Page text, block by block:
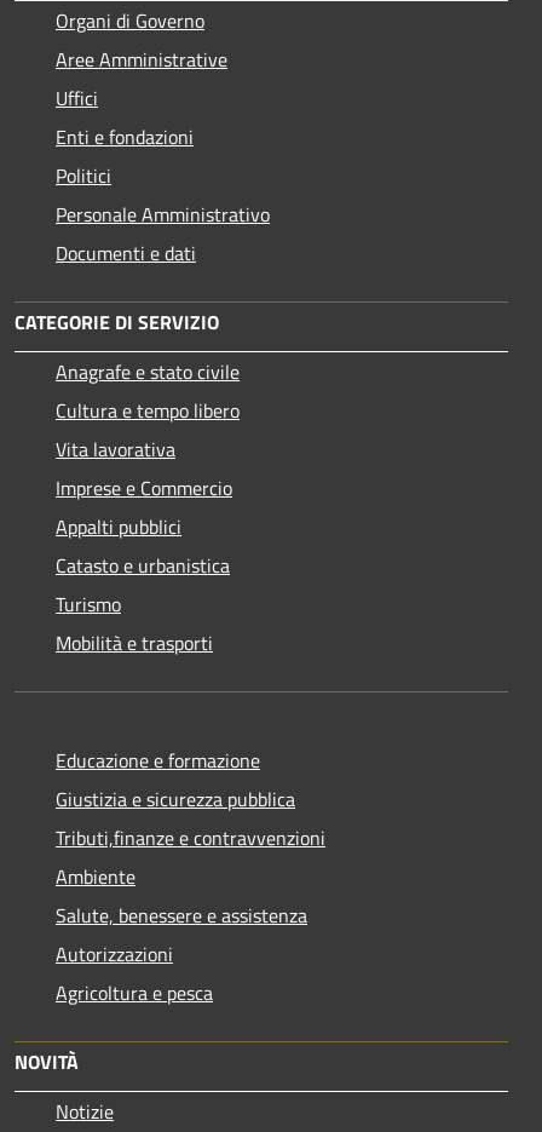
Organi di Governo
Aree Amministrative
Uffici
Enti e fondazioni
Politici
Personale Amministrativo
Documenti e dati
CATEGORIE DI SERVIZIO
Anagrafe e stato civile
Cultura e tempo libero
Vita lavorativa
Imprese e Commercio
Appalti pubblici
Catasto e urbanistica
Turismo
Mobilità e trasporti
Educazione e formazione
Giustizia e sicurezza pubblica
Tributi,finanze e contravvenzioni
Ambiente
Salute, benessere e assistenza
Autorizzazioni
Agricoltura e pesca
NOVITÀ
Notizie